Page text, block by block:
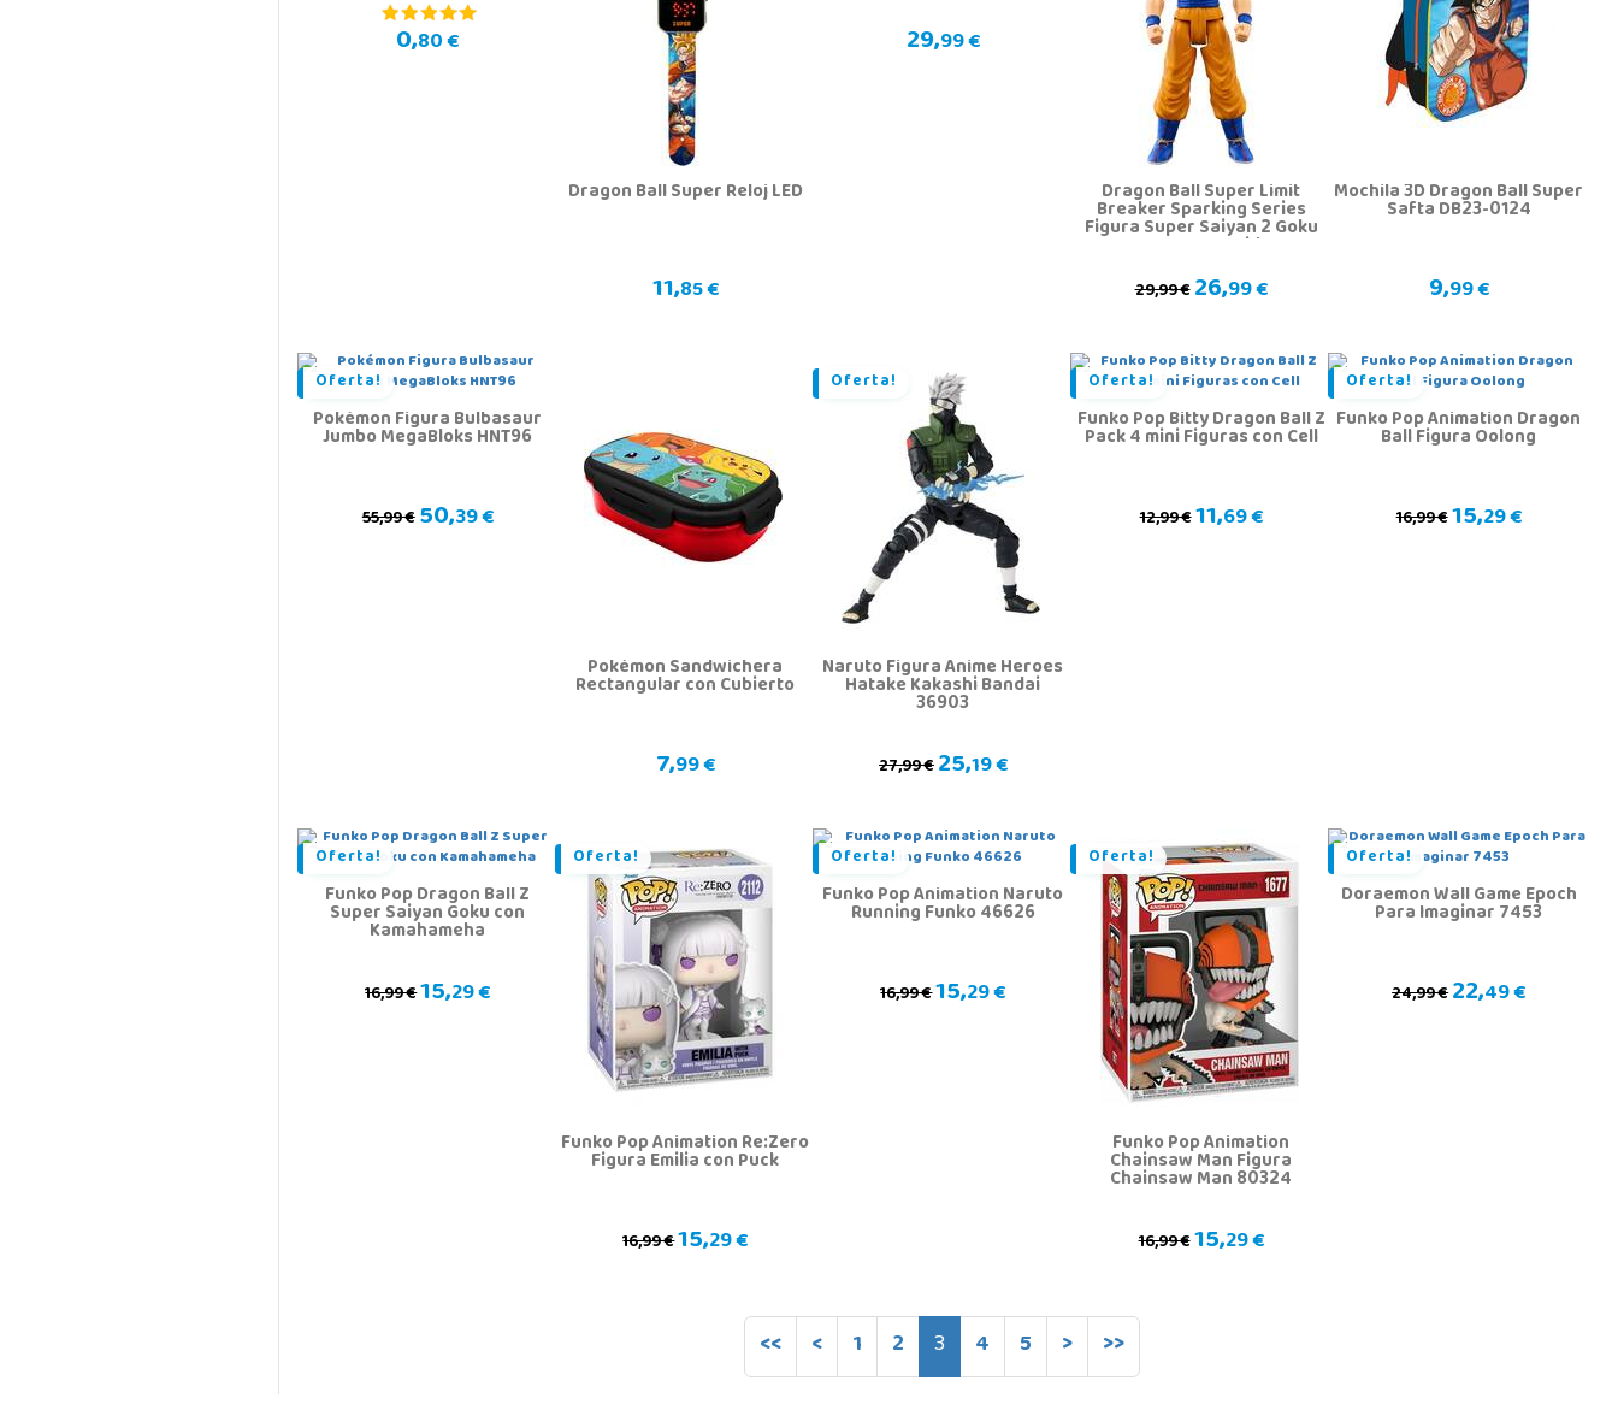
0,80 €
Dragon Ball Super Reloj LED
11,85 €
29,99 €
Dragon Ball Super Limit
Breaker Sparking Series
Figura Super Saiyan 2 Goku
con Luz y Sonido
29,99 €26,99 €
Mochila 3D Dragon Ball Super
Safta DB23-0124
9,99 €
Oferta!
Pokémon Figura Bulbasaur
Jumbo MegaBloks HNT96
55,99 €50,39 €
Pokémon Sandwichera
Rectangular con Cubierto
7,99 €
Oferta!
Naruto Figura Anime Heroes
Hatake Kakashi Bandai
36903
27,99 €25,19 €
Oferta!
Funko Pop Bitty Dragon Ball Z
Pack 4 mini Figuras con Cell
12,99 €11,69 €
Oferta!
Funko Pop Animation Dragon
Ball Figura Oolong
16,99 €15,29 €
Oferta!
Funko Pop Dragon Ball Z
Super Saiyan Goku con
Kamahameha
16,99 €15,29 €
Oferta!
Funko Pop Animation Re:Zero
Figura Emilia con Puck
16,99 €15,29 €
Oferta!
Funko Pop Animation Naruto
Running Funko 46626
16,99 €15,29 €
Oferta!
Funko Pop Animation
Chainsaw Man Figura
Chainsaw Man 80324
16,99 €15,29 €
Oferta!
Doraemon Wall Game Epoch
Para Imaginar 7453
24,99 €22,49 €
<< < 1 2 3 4 5 > >>